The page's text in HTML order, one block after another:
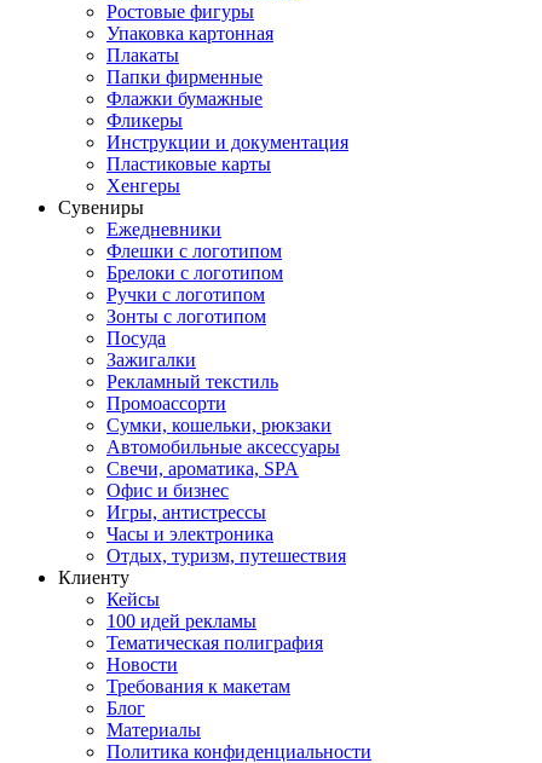
Ростовые фигуры
Упаковка картонная
Плакаты
Папки фирменные
Флажки бумажные
Фликеры
Инструкции и документация
Пластиковые карты
Хенгеры
Сувениры
Ежедневники
Флешки с логотипом
Брелоки с логотипом
Ручки с логотипом
Зонты с логотипом
Посуда
Зажигалки
Рекламный текстиль
Промоассорти
Сумки, кошельки, рюкзаки
Автомобильные аксессуары
Свечи, ароматика, SPA
Офис и бизнес
Игры, антистрессы
Часы и электроника
Отдых, туризм, путешествия
Клиенту
Кейсы
100 идей рекламы
Тематическая полиграфия
Новости
Требования к макетам
Блог
Материалы
Политика конфиденциальности